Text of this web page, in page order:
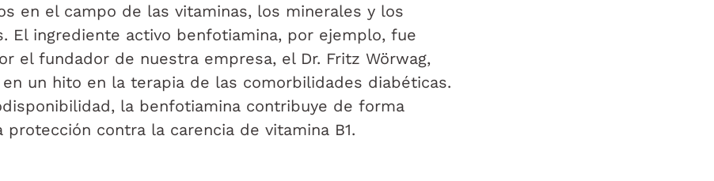
en el campo de las vitaminas, los minerales y los
El ingrediente activo benfotiamina, por ejemplo, fue
el fundador de nuestra empresa, el Dr. Fritz Wörwag,
un hito en la terapia de las comorbilidades diabéticas.
la benfotiamina contribuye de forma
protección contra la carencia de vitamina B1.